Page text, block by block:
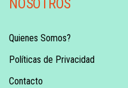
NOSOTROS
Quienes Somos?
Políticas de Privacidad
Contacto